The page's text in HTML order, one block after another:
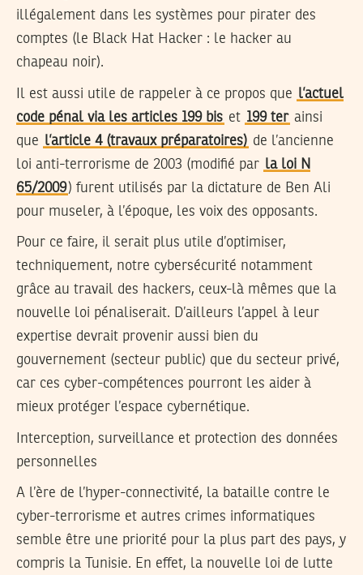
illégalement dans les systèmes pour pirater des
comptes (le Black Hat Hacker : le hacker au
chapeau noir).
Il est aussi utile de rappeler à ce propos que l’actuel
code pénal via les articles 199 bis et 199 ter ainsi
que l’article 4 (travaux préparatoires) de l’ancienne
loi anti-terrorisme de 2003 (modifié par la loi N
65/2009) furent utilisés par la dictature de Ben Ali
pour museler, à l’époque, les voix des opposants.
Pour ce faire, il serait plus utile d’optimiser,
techniquement, notre cybersécurité notamment
grâce au travail des hackers, ceux-là mêmes que la
nouvelle loi pénaliserait. D’ailleurs l’appel à leur
expertise devrait provenir aussi bien du
gouvernement (secteur public) que du secteur privé,
car ces cyber-compétences pourront les aider à
mieux protéger l’espace cybernétique.
Interception, surveillance et protection des données
personnelles
A l’ère de l’hyper-connectivité, la bataille contre le
cyber-terrorisme et autres crimes informatiques
semble être une priorité pour la plus part des pays, y
compris la Tunisie. En effet, la nouvelle loi de lutte